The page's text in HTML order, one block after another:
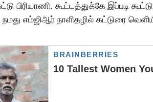
பிரியாணி. கூட்டத்துக்கே இப்படி
எம்ஜிஆர் நாளிதழில் கட்டுரை